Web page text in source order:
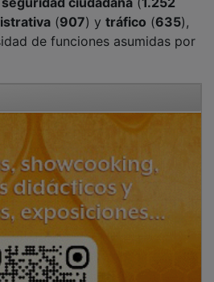
(907) ytráfico(635
de funciones asumidas por